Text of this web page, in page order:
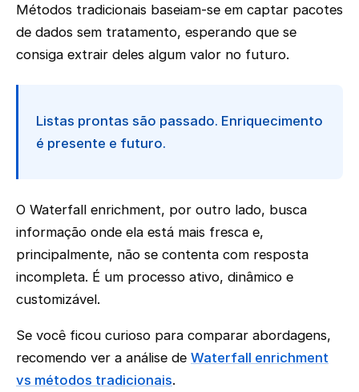
Métodos tradicionais baseiam-se em captar pacotes
de dados sem tratamento, esperando que se
consiga extrair deles algum valor no futuro.
Listas prontas são passado. Enriquecimento
é presente e futuro.
O Waterfall enrichment, por outro lado, busca
informação onde ela está mais fresca e,
principalmente, não se contenta com resposta
incompleta. É um processo ativo, dinâmico e
customizável.
Se você ficou curioso para comparar abordagens,
recomendo ver a análise de Waterfall enrichment
vs métodos tradicionais.